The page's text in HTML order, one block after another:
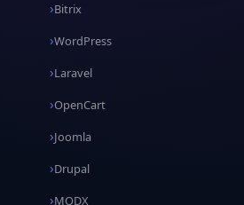
Bitrix
WordPress
Laravel
OpenCart
Joomla
Drupal
MODX